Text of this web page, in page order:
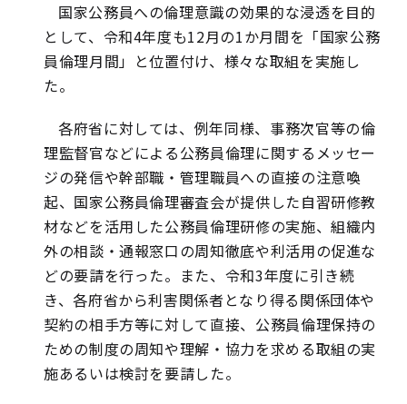
国家公務員への倫理意識の効果的な浸透を目的
として、令和4年度も12月の1か月間を「国家公務
員倫理月間」と位置付け、様々な取組を実施し
た。
各府省に対しては、例年同様、事務次官等の倫
理監督官などによる公務員倫理に関するメッセー
ジの発信や幹部職・管理職員への直接の注意喚
起、国家公務員倫理審査会が提供した自習研修教
材などを活用した公務員倫理研修の実施、組織内
外の相談・通報窓口の周知徹底や利活用の促進な
どの要請を行った。また、令和3年度に引き続
き、各府省から利害関係者となり得る関係団体や
契約の相手方等に対して直接、公務員倫理保持の
ための制度の周知や理解・協力を求める取組の実
施あるいは検討を要請した。